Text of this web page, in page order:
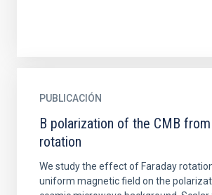
PUBLICACIÓN
B polarization of the CMB
rotation
We study the effect of Faraday
uniform magnetic field on the